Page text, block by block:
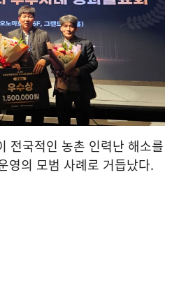
전국적인 농촌 인력난 해소를
영의 모범 사례로 거듭났다.